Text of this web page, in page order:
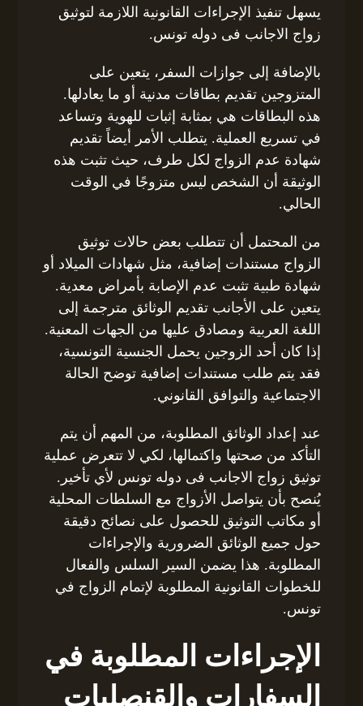
يسهل تنفيذ الإجراءات القانونية اللازمة لتوثيق
زواج الاجانب فى دوله تونس.
بالإضافة إلى جوازات السفر، يتعين على
المتزوجين تقديم بطاقات مدنية أو ما يعادلها.
هذه البطاقات هي بمثابة إثبات للهوية وتساعد
في تسريع العملية. يتطلب الأمر أيضاً تقديم
شهادة عدم الزواج لكل طرف، حيث تثبت هذه
الوثيقة أن الشخص ليس متزوجًا في الوقت
الحالي.
من المحتمل أن تتطلب بعض حالات توثيق
الزواج مستندات إضافية، مثل شهادات الميلاد أو
شهادة طبية تثبت عدم الإصابة بأمراض معدية.
يتعين على الأجانب تقديم الوثائق مترجمة إلى
اللغة العربية ومصادق عليها من الجهات المعنية.
إذا كان أحد الزوجين يحمل الجنسية التونسية،
فقد يتم طلب مستندات إضافية توضح الحالة
الاجتماعية والتوافق القانوني.
عند إعداد الوثائق المطلوبة، من المهم أن يتم
التأكد من صحتها واكتمالها، لكي لا تتعرض عملية
توثيق زواج الاجانب فى دوله تونس لأي تأخير.
يُنصح بأن يتواصل الأزواج مع السلطات المحلية
أو مكاتب التوثيق للحصول على نصائح دقيقة
حول جميع الوثائق الضرورية والإجراءات
المطلوبة. هذا يضمن السير السلس والفعال
للخطوات القانونية المطلوبة لإتمام الزواج في
تونس.
الإجراءات المطلوبة في
السفارات والقنصليات